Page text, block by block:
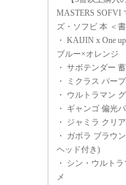
MASTERS SOFVI
ズ・ソフビ 本 ＜
・ KAIJIN x One
ブルー×オレンジ
・ サボテンダー
・
ミクラス パー
・ ウルトラマン
・ ギャンゴ 偏光
・ ジャミラ クリ
・ ガボラ ブラウ
ヘッド付き)
・ シン・ウルトラ
メ